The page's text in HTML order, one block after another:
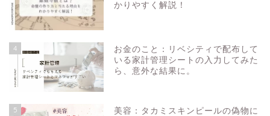
かりやすく解説！
4
お金のこと：リベシティで配布して
いる家計管理シートの入力してみた
ら、意外な結果に。
5
美容：タカミスキンピールの偽物に